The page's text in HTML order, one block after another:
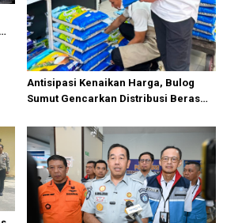
Antisipasi Kenaikan Harga, Bulog
Sumut Gencarkan Distribusi Beras